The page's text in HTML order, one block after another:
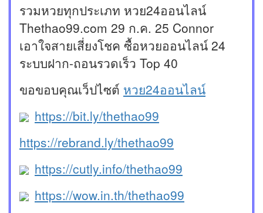
รวมหวยทุกประเภท หวย24ออนไลน์
Thethao99.com 29 ก.ค. 25 Connor
เอาใจสายเสี่ยงโชค ซื้อหวยออนไลน์ 24
ระบบฝาก-ถอนรวดเร็ว Top 40
ขอขอบคุณเว็ปไซต์ หวย24ออนไลน์
https://bit.ly/thethao99
https://rebrand.ly/thethao99
https://cutly.info/thethao99
https://wow.in.th/thethao99